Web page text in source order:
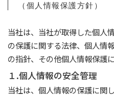
（個人情報保護方針）
当社は、当社が取得した個人
の保護に関する法律、個人情
の指針、その他個人情報保護
１.個人情報の安全管理
当社は、個人情報の保護に関